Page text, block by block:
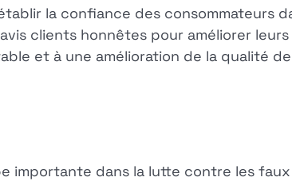
la confiance des consommateurs
clients honnêtes pour améliorer
et à une amélioration de la qualité
importante dans la lutte contre les faux